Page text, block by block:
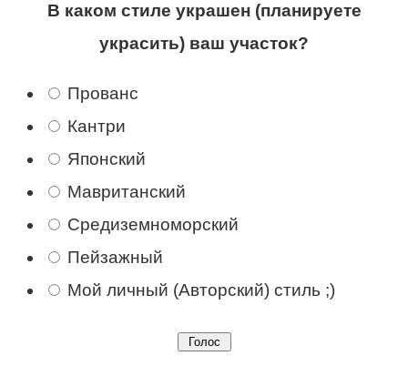
В каком стиле украшен (планируете
украсить) ваш участок?
Прованс
Кантри
Японский
Мавританский
Средиземноморский
Пейзажный
Мой личный (Авторский) стиль ;)